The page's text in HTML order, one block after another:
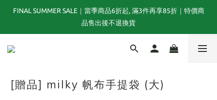
夏末選品特別企劃｜1折起｜特價商品售出後不退換貨
FINAL SUMMER SALE｜當季商品6折起, 滿3件再享85折｜特價商
品售出後不退換貨
TOGA x NTS capsule collection will be launching on 31st JULY
夏末選品特別企劃｜1折起｜特價商品售出後不退換貨
[贈品] milky 帆布手提袋 (大)